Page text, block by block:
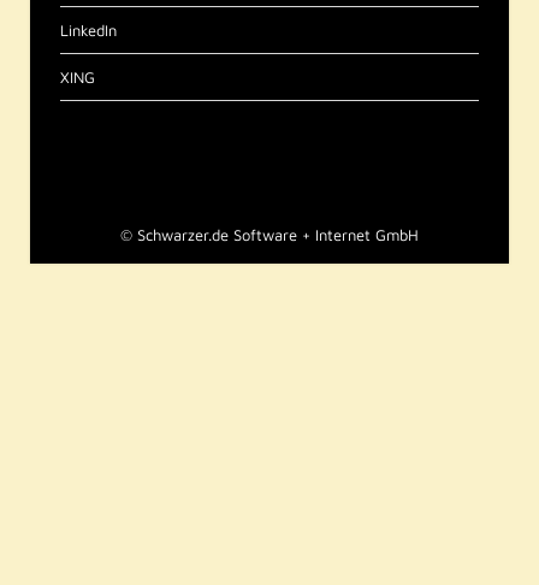
LinkedIn
XING
© Schwarzer.de Software + Internet GmbH